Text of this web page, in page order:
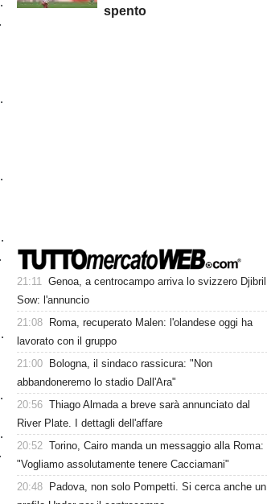
spento
21:11 Genoa, a centrocampo arriva lo svizzero Djibril
Sow: l'annuncio
21:08
Roma, recuperato Malen: l'olandese oggi ha
lavorato con il gruppo
21:00
Bologna, il sindaco rassicura: "Non
abbandoneremo lo stadio Dall'Ara"
20:56 Thiago Almada a breve sarà annunciato dal
River Plate. I dettagli dell'affare
20:52 Torino, Cairo manda un messaggio alla Roma:
"Vogliamo assolutamente tenere Cacciamani"
20:48
Padova, non solo Pompetti. Si cerca anche un